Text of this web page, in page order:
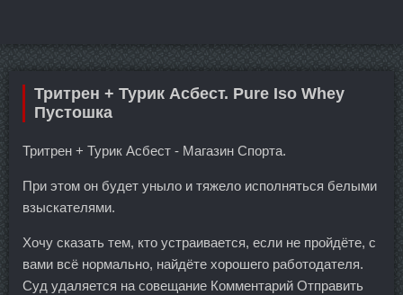
Тритрен + Турик Асбест. Pure Iso Whey
Пустошка
Тритрен + Турик Асбест - Магазин Спорта.
При этом он будет уныло и тяжело исполняться белыми
взыскателями.
Хочу сказать тем, кто устраивается, если не пройдёте, с
вами всё нормально, найдёте хорошего работодателя.
Суд удаляется на совещание Комментарий Отправить